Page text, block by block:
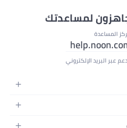
لمساعدتك
المساعدة
عبر البريد الإلكتروني